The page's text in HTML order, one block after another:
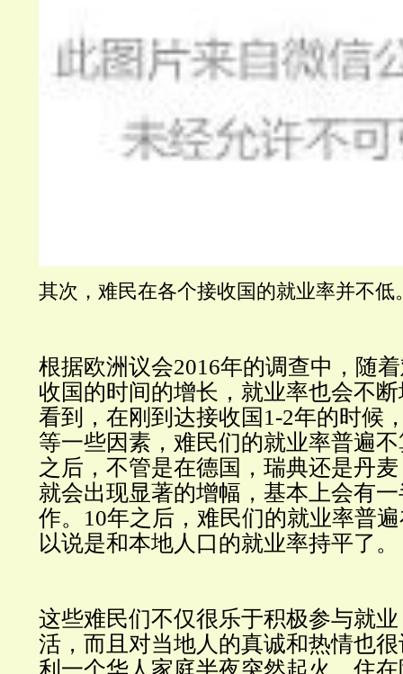
其次，难民在各个接收国的就业率并不低
根据欧洲议会2016年的调查中，随
收国的时间的增长，就业率也会不
看到，在刚到达接收国1-2年的时候
等一些因素，难民们的就业率普遍
之后，不管是在德国，瑞典还是丹
就会出现显著的增幅，基本上会有
作。10年之后，难民们的就业率普
以说是和本地人口的就业率持平了。
这些难民们不仅很乐于积极参与就
活，而且对当地人的真诚和热情也